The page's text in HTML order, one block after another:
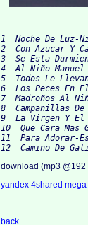
1  Noche De Luz-
2  Con Azucar Y
3  Se Esta
4  Al Niño
5  Todos Le
6  Los Peces En
7  Madroños Al
8  Campanillas De
9  La Virgen Y El
10  Que Cara Mas
11  Para Adorar-
12  Camino De
download (mp3 @192
yandex4shared
back